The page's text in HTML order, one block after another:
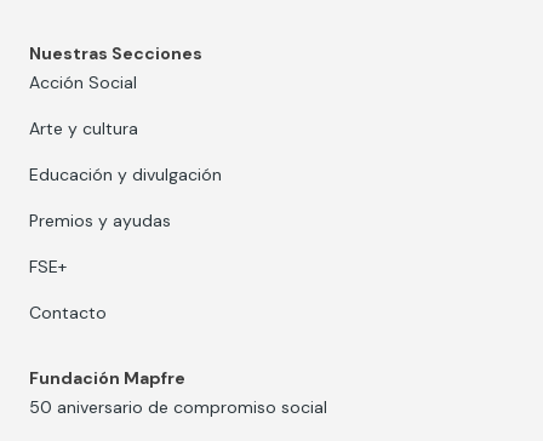
Nuestras Secciones
Acción Social
Arte y cultura
Educación y divulgación
Premios y ayudas
FSE+
Contacto
Fundación Mapfre
50 aniversario de compromiso social